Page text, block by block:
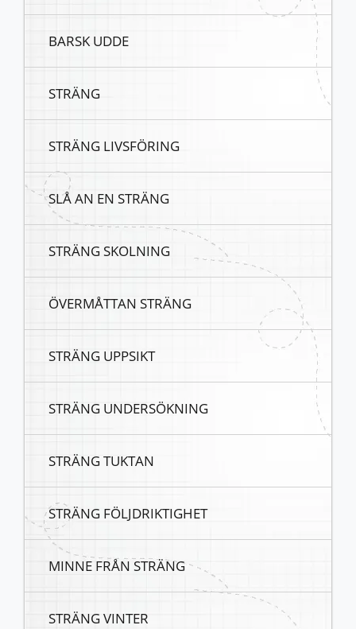
BARSK UDDE
STRÄNG
STRÄNG LIVSFÖRING
SLÅ AN EN STRÄNG
STRÄNG SKOLNING
ÖVERMÅTTAN STRÄNG
STRÄNG UPPSIKT
STRÄNG UNDERSÖKNING
STRÄNG TUKTAN
STRÄNG FÖLJDRIKTIGHET
MINNE FRÅN STRÄNG
STRÄNG VINTER